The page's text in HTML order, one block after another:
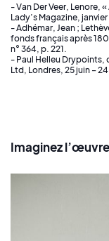
- Van Der Veer, Lenore,
Lady’s Magazine, janvier
- Adhémar, Jean ;
fonds français après
n° 364, p. 221.
- Paul Helleu Drypoints,
Ltd, Londres, 25 juin – 24
Imaginez